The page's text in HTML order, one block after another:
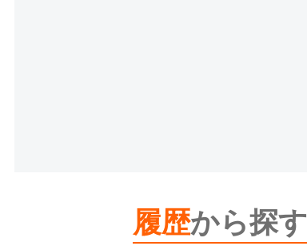
履歴から探す